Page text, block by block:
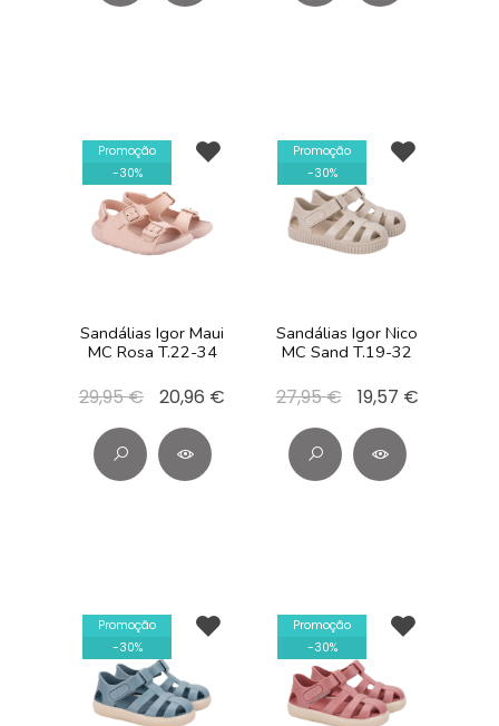
Promoção
-30%
Sandálias Igor Maui
MC Rosa T.22-34
29,95 € 20,96 €
Promoção
-30%
Sandálias Igor Nico
MC Sand T.19-32
27,95 € 19,57 €
Promoção
-30%
Promoção
-30%